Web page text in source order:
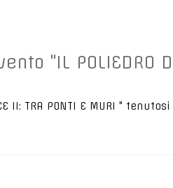
"IL POLIEDRO
II: TRA PONTI E MURI "